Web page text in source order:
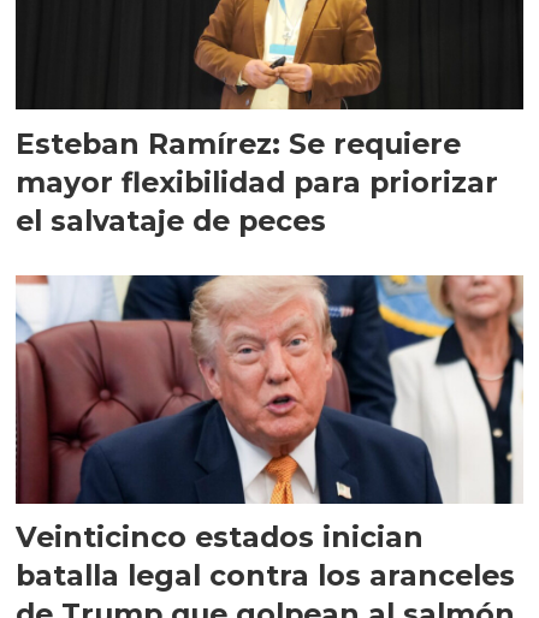
Esteban Ramírez: Se requiere
mayor flexibilidad para priorizar
el salvataje de peces
Veinticinco estados inician
batalla legal contra los aranceles